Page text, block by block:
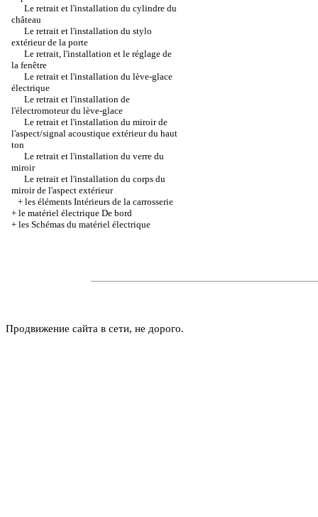
Le retrait et l'installation du cylindre du
château
Le retrait et l'installation du stylo
extérieur de la porte
Le retrait, l'installation et le réglage de
la fenêtre
Le retrait et l'installation du lève-glace
électrique
Le retrait et l'installation de
l'électromoteur du lève-glace
Le retrait et l'installation du miroir de
l'aspect/signal acoustique extérieur du haut
ton
Le retrait et l'installation du verre du
miroir
Le retrait et l'installation du corps du
miroir de l'aspect extérieur
+ les éléments Intérieurs de la carrosserie
+ le matériel électrique De bord
+ les Schémas du matériel électrique
Продвижение сайта в сети, не дорого.